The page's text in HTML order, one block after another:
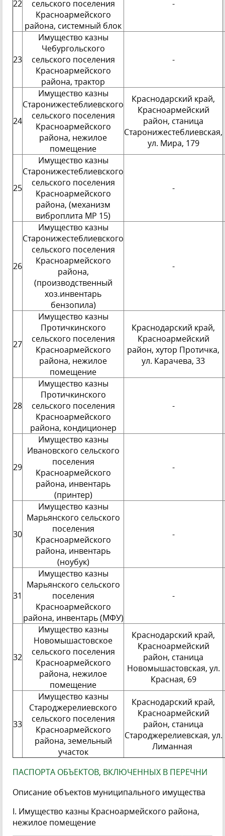
22
сельского поселения
Красноармейского
района, системный блок
-
23
Имущество казны
Чебургольского
сельского поселения
Красноармейского
района, трактор
-
24
Имущество казны
Старонижестеблиевского
сельского поселения
Красноармейского
района, нежилое
помещение
Краснодарский край,
Красноармейский
район, станица
Старонижестеблиевская,
ул. Мира, 179
25
Имущество казны
Старонижестеблиевского
сельского поселения
Красноармейского
района, (механизм
виброплита МР 15)
-
26
Имущество казны
Старонижестеблиевского
сельского поселения
Красноармейского
района,
(производственный
хоз.инвентарь
бензопила)
-
27
Имущество казны
Протичкинского
сельского поселения
Красноармейского
района, нежилое
помещение
Краснодарский край,
Красноармейский
район, хутор Протичка,
ул. Карачева, 33
28
Имущество казны
Протичкинского
сельского поселения
Красноармейского
района, кондиционер
-
29
Имущество казны
Ивановского сельского
поселения
Красноармейского
района, инвентарь
(принтер)
-
30
Имущество казны
Марьянского сельского
поселения
Красноармейского
района, инвентарь
(ноубук)
-
31
Имущество казны
Марьянского сельского
поселения
Красноармейского
района, инвентарь (МФУ)
-
32
Имущество казны
Новомышастовское
сельского поселения
Красноармейского
района, нежилое
помещение
Краснодарский край,
Красноармейский
район, станица
Новомышастовская, ул.
Красная, 69
33
Имущество казны
Староджерелиевского
сельского поселения
Красноармейского
района, земельный
участок
Краснодарский край,
Красноармейский
район, станица
Староджерелиевская, ул.
Лиманная
ПАСПОРТА ОБЪЕКТОВ, ВКЛЮЧЕННЫХ В ПЕРЕЧНИ
Описание объектов муниципального имущества
I. Имущество казны Красноармейского района,
нежилое помещение